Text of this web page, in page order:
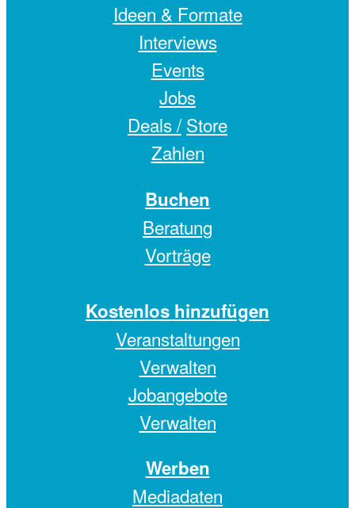
Ideen & Formate
Interviews
Events
Jobs
Deals / Store
Zahlen
Buchen
Beratung
Vorträge
Kostenlos hinzufügen
Veranstaltungen
Verwalten
Jobangebote
Verwalten
Werben
Mediadaten